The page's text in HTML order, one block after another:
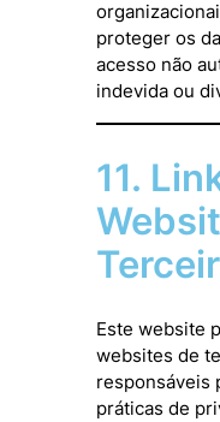
proteger os
acesso não
indevida ou
11.
Este website
websites de
responsáveis
práticas de